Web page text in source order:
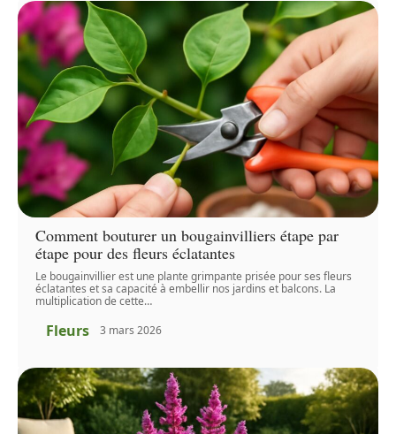
Comment bouturer un bougainvilliers étape par
étape pour des fleurs éclatantes
Le bougainvillier est une plante grimpante prisée pour ses fleurs
éclatantes et sa capacité à embellir nos jardins et balcons. La
multiplication de cette…
Fleurs 3 mars 2026